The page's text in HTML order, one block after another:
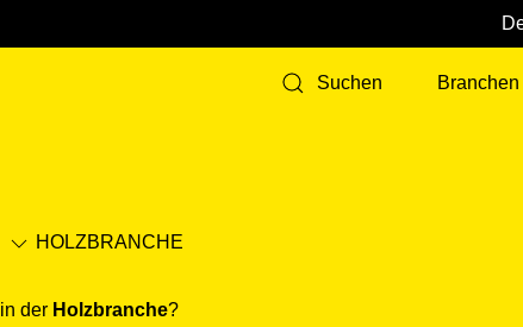
Suchen Branchen
HOLZ­BRANCHE
in der Holz­branche?